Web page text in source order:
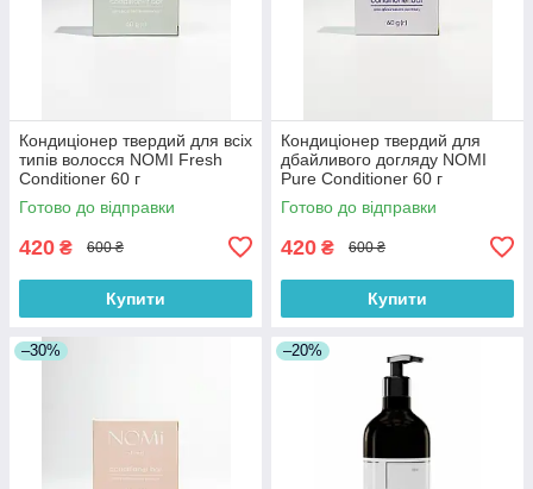
Кондиціонер твердий для всіх
типів волосся NOMI Fresh
Conditioner 60 г
Готово до відправки
420 ₴ 600 ₴
Купити
Кондиціонер твердий для
дбайливого догляду NOMI
Pure Conditioner 60 г
Готово до відправки
420 ₴ 600 ₴
Купити
–30% –20%